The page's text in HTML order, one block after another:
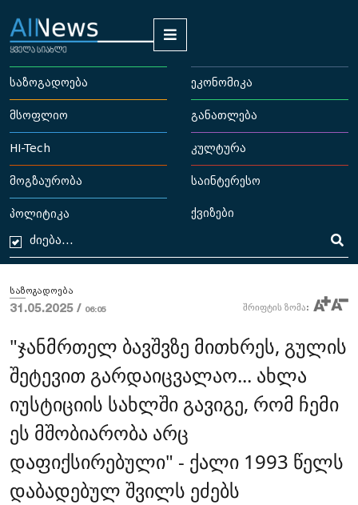
საზოგადოება ეკონომიკა
მსოფლიო განათლება
HI-Tech კულტურა
მოგზაურობა საინტერესო
პოლიტიკა ქვიზები
საზოგადოება
31.05.2025 / 06:05 შრიფტის ზომა:
"ჯანმრთელ ბავშვზე მითხრეს, გულის
შეტევით გარდაიცვალაო... ახლა
იუსტიციის სახლში გავიგე, რომ ჩემი
ეს მშობიარობა არც
დაფიქსირებული" - ქალი 1993 წელს
დაბადებულ შვილს ეძებს